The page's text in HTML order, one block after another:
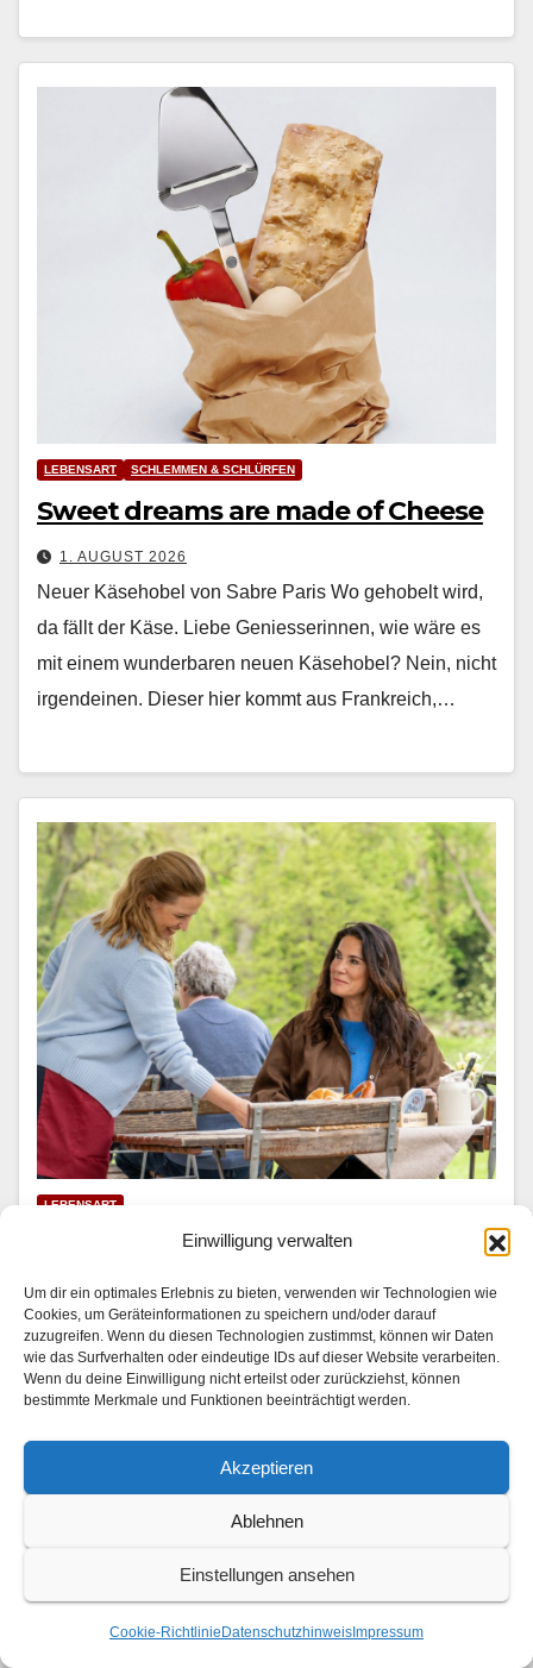
Einwilligung verwalten
Um dir ein optimales Erlebnis zu bieten, verwenden wir Technologien wie
Cookies, um Geräteinformationen zu speichern und/oder darauf
zuzugreifen. Wenn du diesen Technologien zustimmst, können wir Daten
wie das Surfverhalten oder eindeutige IDs auf dieser Website verarbeiten.
Wenn du deine Einwilligung nicht erteilst oder zurückziehst, können
bestimmte Merkmale und Funktionen beeinträchtigt werden.
Akzeptieren
Ablehnen
Einstellungen ansehen
Cookie-Richtlinie Datenschutzhinweis Impressum
LEBENSART SCHLEMMEN & SCHLÜRFEN
Sweet dreams are made of Cheese
1. AUGUST 2026
Neuer Käsehobel von Sabre Paris Wo geho­belt wird,
da fällt der Käse. Liebe Geniesserin­nen, wie wäre es
mit einem wun­der­baren neuen Käse­ho­bel? Nein, nicht
irgen­deinen. Dieser hier kommt aus Frankre­ich,…
LEBENSART
Mariella Ahrens wird Hotelkritikerin
31. JULI 2026
In “Die Landarztpraxis — Team Sonnenhof” | SAT.1 am
3. und 4. August 2026 Im Son­nen­hof checkt ein ganz
beson­der­er Gast ein: Mariel­la Ahrens (“GZSZ”, “Der